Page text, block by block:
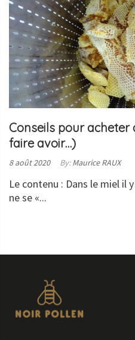
Conseils pour acheter
faire avoir…)
Posted
8 août 2020 By: Maurice RAUX
Le contenu : Dans le miel il
ne se «...
LA
SUITE